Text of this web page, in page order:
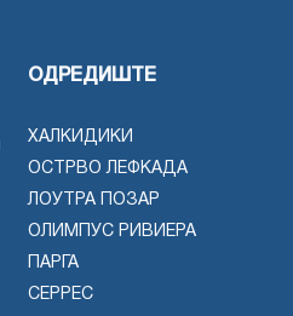
ОДРЕДИШТЕ
ХАЛКИДИКИ
ОСТРВО ЛЕФКАДА
ЛОУТРА ПОЗАР
ОЛИМПУС РИВИЕРА
ПАРГА
СЕРРЕС